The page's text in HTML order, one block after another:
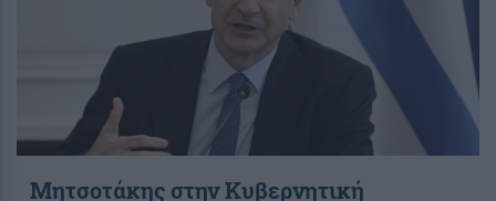
Μητσοτάκης στην Κυβερνητική